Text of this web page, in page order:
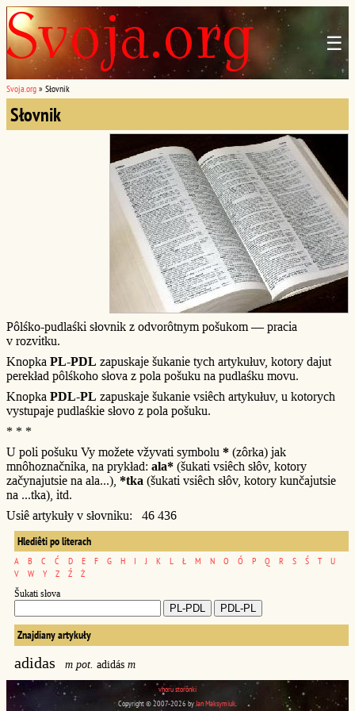
☰
Svoja.org » Słovnik
Słovnik
Pôlśko-pudlaśki słovnik z odvorôtnym pošukom — pracia
v rozvitku.
Knopka PL-PDL zapuskaje šukanie tych artykułuv, kotory dajut
perekład pôlśkoho słova z pola pošuku na pudlaśku movu.
Knopka PDL-PL zapuskaje šukanie vsiêch artykułuv, u kotorych
vystupaje pudlaśkie słovo z pola pošuku.
* * *
U poli pošuku Vy možete vžyvati symbolu * (zôrka) jak
mnôhoznačnika, na prykład: ala* (šukati vsiêch słôv, kotory
začynajutsie na ala...), *tka (šukati vsiêch słôv, kotory kunčajutsie
na ...tka), itd.
Usiê artykuły v słovniku: 46 436
Hlediêti po literach
A B C Ć D E F G H I J K L Ł M N O Ó P Q R S Ś T
U
V
W Y Z Ź Ż
Šukati słova
Znajdiany artykuły
adidas m pot. adidás m
vhoru storônki
Copyright © 2007-2026 byJan Maksymiuk